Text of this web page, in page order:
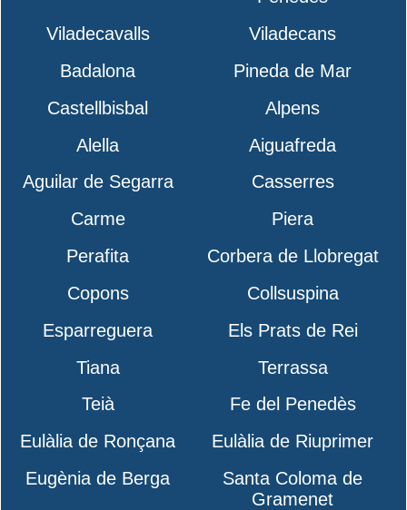
Viladecavalls
Viladecans
Badalona
Pineda de Mar
Castellbisbal
Alpens
Alella
Aiguafreda
Aguilar de Segarra
Casserres
Carme
Piera
Perafita
Corbera de Llobregat
Copons
Collsuspina
Esparreguera
Els Prats de Rei
Tiana
Terrassa
Teià
Fe del Penedès
Eulàlia de Ronçana
Eulàlia de Riuprimer
Eugènia de Berga
Santa Coloma de
Gramenet